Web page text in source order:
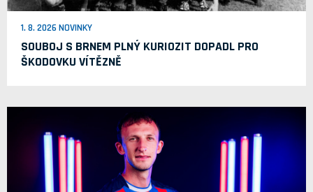
1. 8. 2026 NOVINKY
SOUBOJ S BRNEM PLNÝ KURIOZIT DOPADL PRO
ŠKODOVKU VÍTĚZNĚ